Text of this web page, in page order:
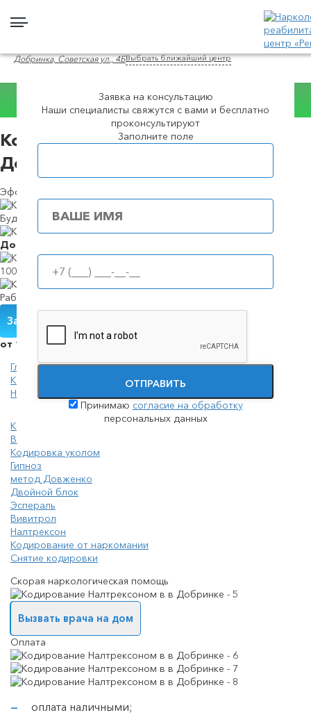
Добринка, Советская ул., 4БВыбрать ближайший центр
Консультация WhatsApp
Кодирование Налтрексоном в в
Добринке
Эффективное кодирование с гарантией результата
Будем в течение39 минут
Доступные
100% анонимность
Работаем
Закодироваться вшиванием Налтрексона
от 10 000 руб.
Главная
Кодирование
Налтрексон
Кодирование от алкоголизма на дому
Вшивание от алкогольной зависимости
Кодировка уколом
Гипноз
метод Довженко
Двойной блок
Эспераль
Вивитрол
Налтрексон
Кодирование от наркомании
Снятие кодировки
Скорая наркологическая помощь
Вызвать врача на дом
Оплата
оплата наличными;
Заявка на консультацию
Наши специалисты свяжутся с вами и бесплатно
проконсультируют
Заполните поле
ОТПРАВИТЬ
Принимаю согласие на обработку
персональных данных